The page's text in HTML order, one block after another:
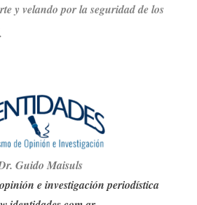
y velando por la seguridad de los
Guido Maisuls
e investigación periodística